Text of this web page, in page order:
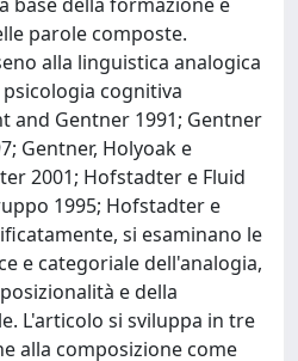
parole composte.
alla linguistica analogica
cognitiva
and Gentner 1991; Gentner
Gentner, Holyoak e
2001; Hofstadter e Fluid
1995; Hofstadter e
si esaminano le
e categoriale dell'analogia,
e della
L'articolo si sviluppa in tre
alla composizione come